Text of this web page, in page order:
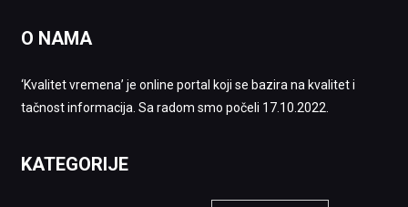
O NAMA
‘Kvalitet vremena’ je online portal koji se bazira na kvalitet i
tačnost informacija. Sa radom smo počeli 17.10.2022.
KATEGORIJE